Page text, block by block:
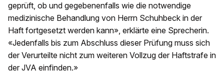
geprüft, ob und gegebenenfalls wie die notwendige
medizinische Behandlung von Herrn Schuhbeck in der
Haft fortgesetzt werden kann», erklärte eine Sprecherin.
«Jedenfalls bis zum Abschluss dieser Prüfung muss sich
der Verurteilte nicht zum weiteren Vollzug der Haftstrafe in
der JVA einfinden.»